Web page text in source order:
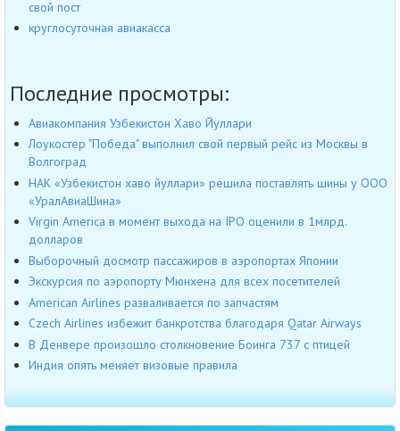
свой пост
круглосуточная авиакасса
Последние просмотры:
Авиакомпания Узбекистон Хаво Йуллари
Лоукостер "Победа" выполнил свой первый рейс из Москвы в
Волгоград
НАК «Узбекистон хаво йуллари» решила поставлять шины у ООО
«УралАвиаШина»
Virgin America в момент выхода на IPO оценили в 1млрд.
долларов
Выборочный досмотр пассажиров в аэропортах Японии
Экскурсия по аэропорту Мюнхена для всех посетителей
American Airlines разваливается по запчастям
Czech Airlines избежит банкротства благодаря Qatar Airways
В Денвере произошло столкновение Боинга 737 с птицей
Индия опять меняет визовые правила